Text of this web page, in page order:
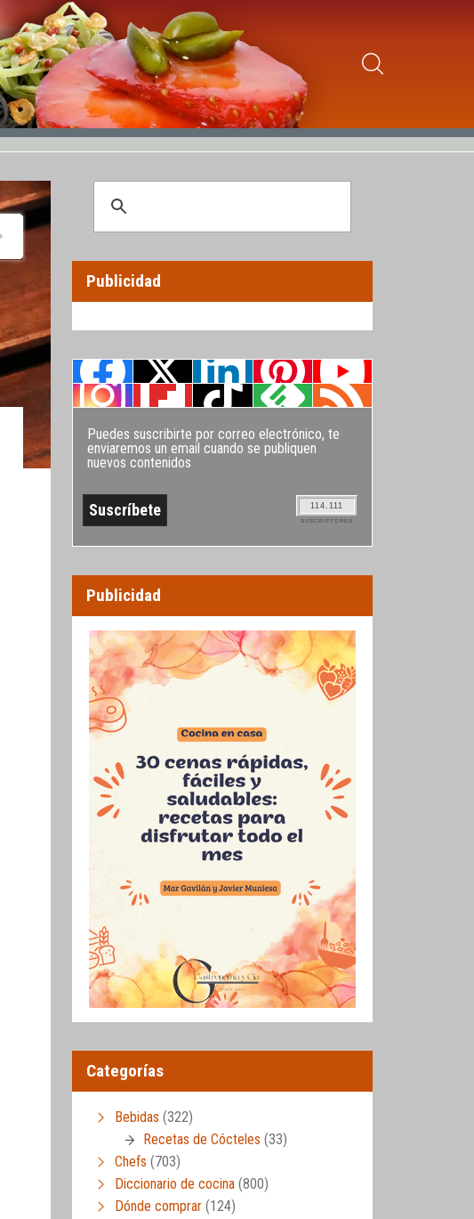
Publicidad
Puedes suscribirte por correo electrónico, te
enviaremos un email cuando se publiquen
nuevos contenidos
114.111
SUSCRIPTORES
Publicidad
Categorías
Bebidas (322)
Recetas de Cócteles (33)
Chefs (703)
Diccionario de cocina (800)
Dónde comprar (124)